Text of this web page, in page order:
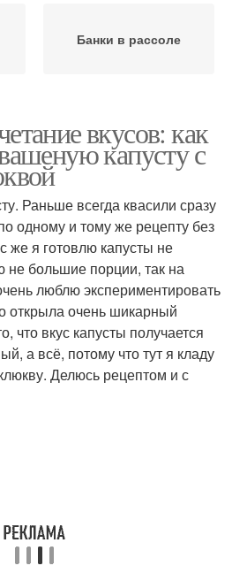
Банки в рассоле
вкусов: как
капусту с
Раньше всегда квасили сразу
одному и тому же рецепту без
же я готовлю капусты не
большие порции, так на
люблю экспериментировать
открыла очень шикарный
что вкус капусты получается
а всё, потому что тут я кладу
Делюсь рецептом и с